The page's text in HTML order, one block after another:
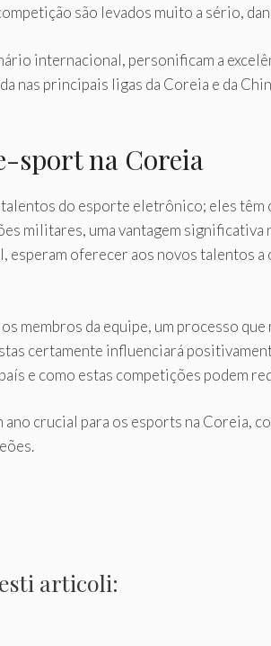
são levados muito a sério,
internacional, personificam a
nas principais ligas da Coreia e da
sport na Coreia
do esporte eletrônico; eles
militares, uma vantagem
esperam oferecer aos novos talentos
membros da equipe, um processo
certamente influenciará
e como estas competições podem
crucial para os esports na Coreia,
articoli: